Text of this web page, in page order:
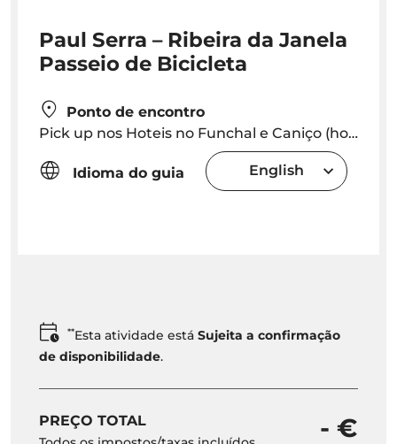
Paul Serra – Ribeira da Janela
Passeio de Bicicleta
Ponto de encontro
Pick up nos Hoteis no Funchal e Caniço (hora exata do pick up sera fornecida dependendo da localização do hotel) OT Ponto de Encontro no Caniço (Endereço: Caminho Cais da Oliveira 11A, 9125-028 Caniço de Baixo) Caniço
Idioma do guia English
**Esta atividade está Sujeita a confirmação
de disponibilidade.
PREÇO TOTAL - €